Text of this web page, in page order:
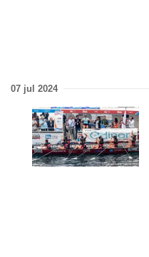
07 jul 2024